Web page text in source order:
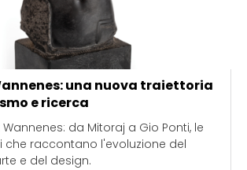
una nuova traiettoria
e ricerca
da Mitoraj a Gio Ponti, le
che raccontano l'evoluzione del
e del design.